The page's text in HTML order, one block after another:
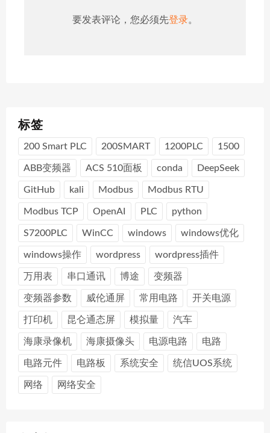
要发表评论，您必须先登录。
标签
200 Smart PLC 200SMART 1200PLC 1500
ABB变频器 ACS 510面板 conda DeepSeek
GitHub kali Modbus Modbus RTU
Modbus TCP OpenAI PLC python
S7200PLC WinCC windows windows优化
windows操作 wordpress wordpress插件
万用表 串口通讯 博途 变频器
变频器参数 威伦通屏 常用电路 开关电源
打印机 昆仑通态屏 模拟量 汽车
海康录像机 海康摄像头 电源电路 电路
电路元件 电路板 系统安全 统信UOS系统
网络 网络安全